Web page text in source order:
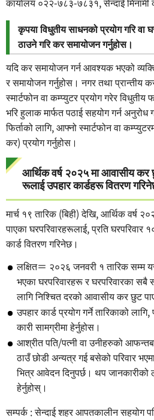
कृपया विधुतीय साधनको प्रयोग गरि वा
ठाउने गरि कर समायोजन गर्नुहोस।
यदि कर समायोजन गर्न आवश्यक भएको
र समायोजन गर्नुहोस। नगर तथा प्रान्तीय
स्मार्टफोन वा कम्प्युटर प्रयोग गरेर
भरि हुलाक मार्फत पठाई सहयोग गर्न
फिर्ताको लागि, आफ्नो स्मार्टफोन वा
कर) प्रयोग गर्नुहोस।
आर्थिक वर्ष २०२५ मा आवासीय कर
रूलाई उपहार कार्डहरू वितरण
मार्च १९ तारिक (बिही) देखि, आर्थिक वर्ष
पाएका घरपरिवारहरूलाई, प्रति
कार्ड वितरण गरिनेछ।
लक्षित＝ २०२६ जनवरी १ तारिक सम्म
भएका घरपरिवारहरू र घरपरिवारका
लागि निश्चित दरको आवासीय कर छुट
उपहार कार्ड प्रयोग गर्ने तारिकाको
कारी सामग्रीमा हेर्नुहोस।
आश्रीत पति/पत्नी वा उनीहरुको
ठाउँ छोडी अन्यत्र गई बसेको परिवार
भित्र आवेदन दिनुपर्छ। थप जानकारीको
हेर्नुहोस्।
सम्पर्क : सेन्दाई शहर आपतकालीन सहयोग